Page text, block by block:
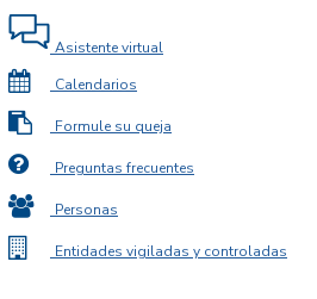
Asistente virtual
Calendarios
Formule su queja
Preguntas frecuentes
Personas
Entidades vigiladas y controladas